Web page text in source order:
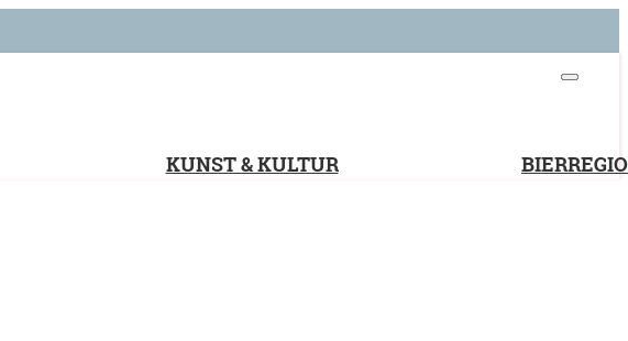
KUNST & KULTUR